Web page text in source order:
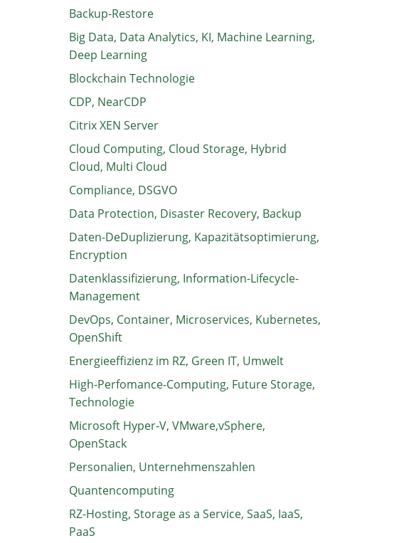
Backup-Restore
Big Data, Data Analytics, KI, Machine Learning,
Deep Learning
Blockchain Technologie
CDP, NearCDP
Citrix XEN Server
Cloud Computing, Cloud Storage, Hybrid
Cloud, Multi Cloud
Compliance, DSGVO
Data Protection, Disaster Recovery, Backup
Daten-DeDuplizierung, Kapazitätsoptimierung,
Encryption
Datenklassifizierung, Information-Lifecycle-
Management
DevOps, Container, Microservices, Kubernetes,
OpenShift
Energieeffizienz im RZ, Green IT, Umwelt
High-Perfomance-Computing, Future Storage,
Technologie
Microsoft Hyper-V, VMware,vSphere,
OpenStack
Personalien, Unternehmenszahlen
Quantencomputing
RZ-Hosting, Storage as a Service, SaaS, IaaS,
PaaS